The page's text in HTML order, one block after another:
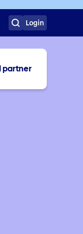
Login
partner